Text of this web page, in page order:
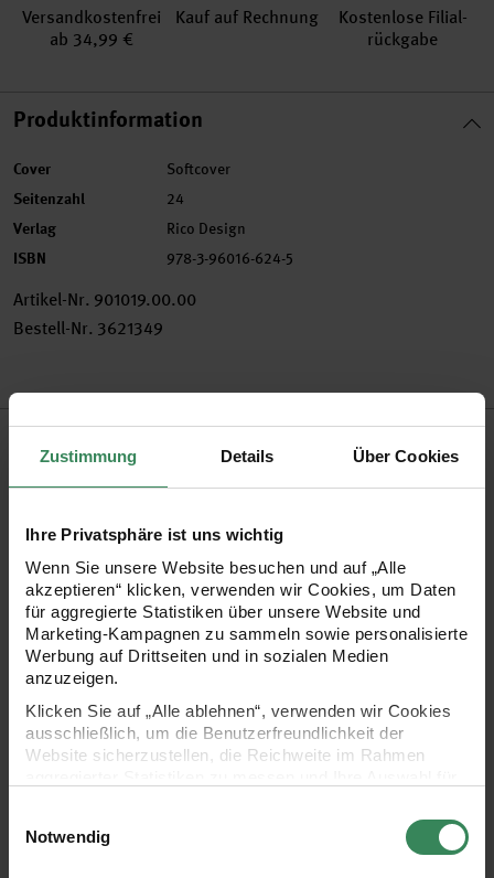
Zustimmung Details Über Cookies
Ihre Privatsphäre ist uns wichtig
Wenn Sie unsere Website besuchen und auf „Alle
akzeptieren“ klicken, verwenden wir Cookies, um Daten
für aggregierte Statistiken über unsere Website und
Marketing-Kampagnen zu sammeln sowie personalisierte
Werbung auf Drittseiten und in sozialen Medien
anzuzeigen.
Klicken Sie auf „Alle ablehnen“, verwenden wir Cookies
ausschließlich, um die Benutzerfreundlichkeit der
Website sicherzustellen, die Reichweite im Rahmen
Ihre Einwilligung ist freiwillig und kann jederzeit über den
Link „Cookie-Einstellungen“ im Fußbereich der Seite
Notwendig
Versand­kosten­frei
ab 34,99 €
Kauf auf Rechnung
Kosten­lose Filial­
rückgabe
Produktinformation
Cover Softcover
Seitenzahl 24
Verlag Rico Design
ISBN 978-3-96016-624-5
Artikel-Nr. 901019.00.00
Bestell-Nr. 3621349
Produktbeschreibung
In unserem Ricorumi Heft „Baby Booties“ zeigen wir süße
verschiedenen Designs, thematisch passend für jede
Jahreszeit. Einige Designs wie Hase und Biene gibt es als
kleine Sandalen, Igel und Fuchs werden beispielsweise in
Form von kleinen Stiefelchen gehäkelt.
Mit den leicht verständlichen Anleitungen und detaillierten
Abbildungen lassen
sich alle Modelle wie immer ganz leicht nachhäkeln.